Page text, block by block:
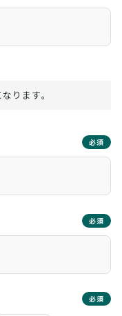
ります。
必須
必須
必須